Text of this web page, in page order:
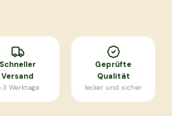
Schneller
Versand
Werktage
Geprüfte
Qualität
lecker und sicher